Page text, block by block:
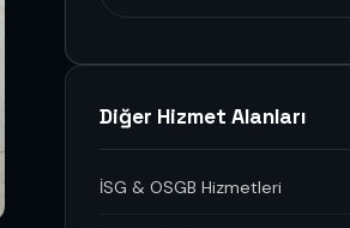
Diğer Hizmet Alanları
İSG & OSGB Hizmetleri